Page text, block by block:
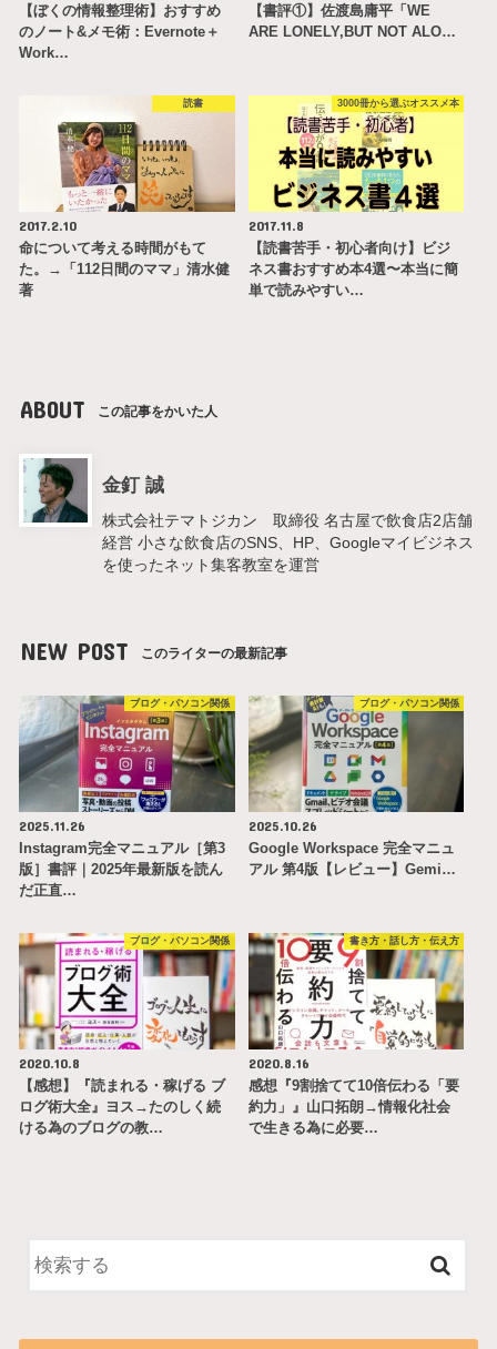
【ぼくの情報整理術】おすすめ
のノート&メモ術：Evernote＋
Work…
【書評①】佐渡島庸平「WE
ARE LONELY,BUT NOT ALO…
読書
2017.2.10
命について考える時間がもて
た。→「112日間のママ」清水健
著
3000冊から選ぶオススメ本
2017.11.8
【読書苦手・初心者向け】ビジ
ネス書おすすめ本4選〜本当に簡
単で読みやすい…
ABOUT この記事をかいた人
金釘 誠
株式会社テマトジカン 取締役 名古屋で飲食店2店舗
経営 小さな飲食店のSNS、HP、Googleマイビジネス
を使ったネット集客教室を運営
NEW POST このライターの最新記事
ブログ・パソコン関係
2025.11.26
Instagram完全マニュアル［第3
版］書評｜2025年最新版を読ん
だ正直…
ブログ・パソコン関係
2025.10.26
Google Workspace 完全マニュ
アル 第4版【レビュー】Gemi…
ブログ・パソコン関係
2020.10.8
【感想】『読まれる・稼げる ブ
ログ術大全』ヨス→たのしく続
ける為のブログの教…
書き方・話し方・伝え方
2020.8.16
感想『9割捨てて10倍伝わる「要
約力」』山口拓朗→情報化社会
で生きる為に必要…